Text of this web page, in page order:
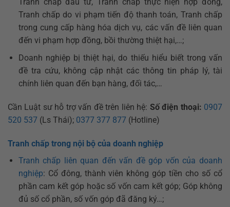
Tranh chấp do vi phạm tiến độ thanh toán, Tranh chấp
trong cung cấp hàng hóa dịch vụ, các vấn đề liên quan
đến vi phạm hợp đồng, bồi thường thiệt hại,…;
Doanh nghiệp bị thiệt hại, do thiếu hiểu biết trong vấn
đề tra cứu, không cập nhật các thông tin pháp lý, tài
chính liên quan đến bạn hàng, đối tác,…
Cần Luật sư hỗ trợ vấn đề trên liên hệ: Số điện thoại: 0907
520 537 (Ls Thái); 0377 377 877 (Hotline)
Tranh chấp trong nội bộ của doanh nghiệp
Tranh chấp liên quan đến vấn đề góp vốn của doanh
nghiệp: Cổ đông, thành viên không góp tiền cho số cổ
phần cam kết góp hoặc số vốn cam kết góp; Góp không
đủ số cổ phần, số vốn góp đã đăng ký…;